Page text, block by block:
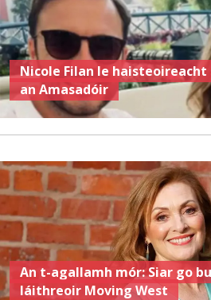
Nicole Filan le
an Amasadóir
An t-agallamh mór: Siar go
láithreoir Moving West